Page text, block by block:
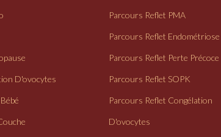
D'ovocytes
Parcours Reflet PMA
Parcours Reflet Endométriose
Parcours Reflet Perte Précoce
Parcours Reflet SOPK
Parcours Reflet Congélation
D'ovocytes